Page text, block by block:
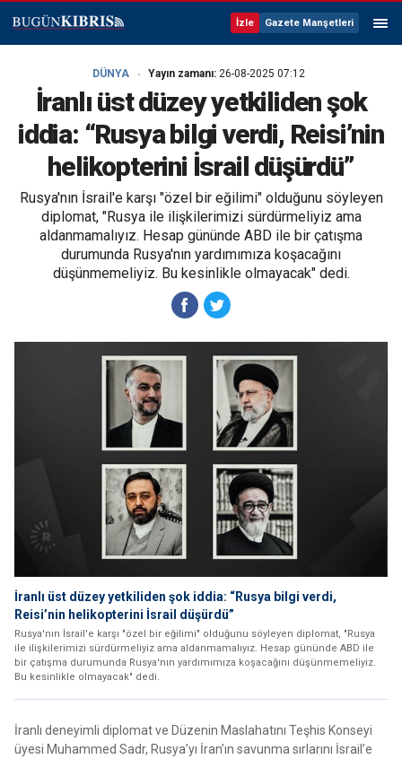
İzle Gazete Manşetleri
DÜNYA Yayın zamanı: 26-08-2025 07:12
İranlı üst düzey yetkiliden şok
iddia: “Rusya bilgi verdi, Reisi’nin
helikopterini İsrail düşürdü”
Rusya'nın İsrail'e karşı "özel bir eğilimi" olduğunu söyleyen
diplomat, "Rusya ile ilişkilerimizi sürdürmeliyiz ama
aldanmamalıyız. Hesap gününde ABD ile bir çatışma
durumunda Rusya'nın yardımımıza koşacağını
düşünmemeliyiz. Bu kesinlikle olmayacak" dedi.
İranlı üst düzey yetkiliden şok iddia: “Rusya bilgi verdi,
Reisi’nin helikopterini İsrail düşürdü”
Rusya'nın İsrail'e karşı "özel bir eğilimi" olduğunu söyleyen diplomat, "Rusya
ile ilişkilerimizi sürdürmeliyiz ama aldanmamalıyız. Hesap gününde ABD ile
bir çatışma durumunda Rusya'nın yardımımıza koşacağını düşünmemeliyiz.
Bu kesinlikle olmayacak" dedi.
İranlı deneyimli diplomat ve Düzenin Maslahatını Teşhis Konseyi
üyesi Muhammed Sadr, Rusya’yı İran’ın savunma sırlarını İsrail’e